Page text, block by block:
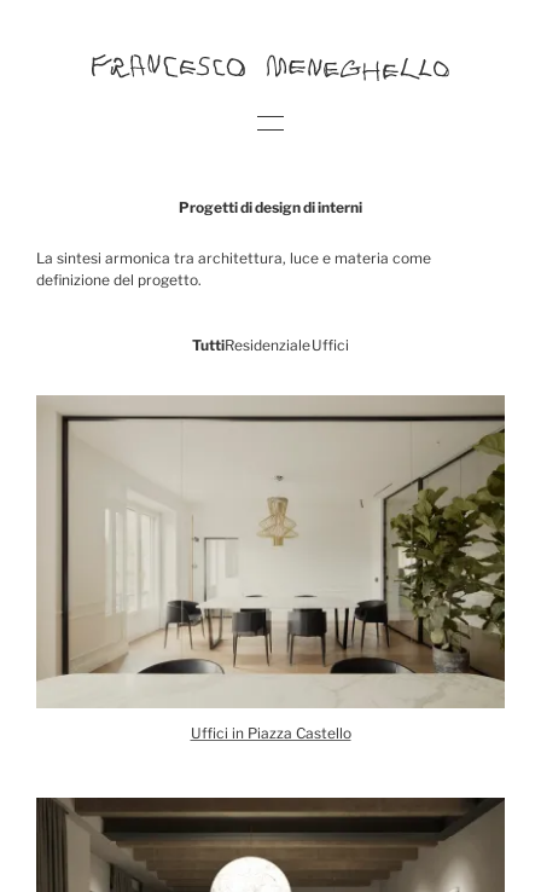
Progetti di design di interni
La sintesi armonica tra architettura, luce e materia come
definizione del progetto.
TuttiResidenzialeUffici
Uffici in Piazza Castello